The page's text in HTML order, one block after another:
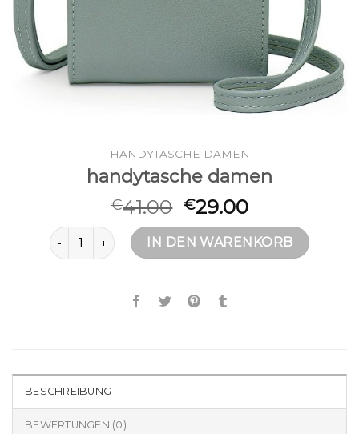
HANDYTASCHE DAMEN
handytasche damen
€41.00 €29.00
handytasche damen MengeIN DEN WARENKORB
BESCHREIBUNG
BEWERTUNGEN (0)